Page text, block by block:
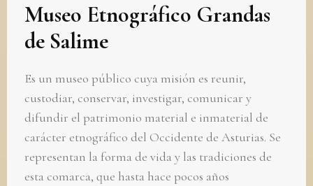
Museo Etnográfico Grandas
de Salime
Es un museo público cuya misión es reunir,
custodiar, conservar, investigar, comunicar y
difundir el patrimonio material e inmaterial de
carácter etnográfico del Occidente de Asturias. Se
representan la forma de vida y las tradiciones de
esta comarca, que hasta hace pocos años